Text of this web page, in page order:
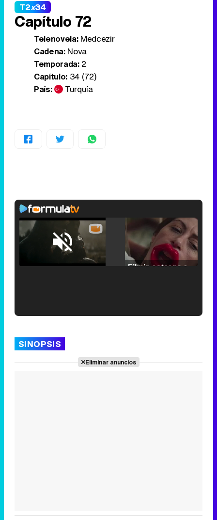
T2x34
Capítulo 72
Telenovela:Medcezir
Cadena:Nova
Temporada:2
Capítulo:34 (72)
País:
Turquía
Unmute /
SINOPSIS
Eliminar anuncios